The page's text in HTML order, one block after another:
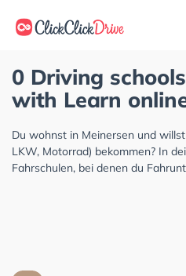
0 Driving
with Learn
Du wohnst in Meinersen und
LKW, Motorrad) bekommen? In
Fahrschulen, bei denen du